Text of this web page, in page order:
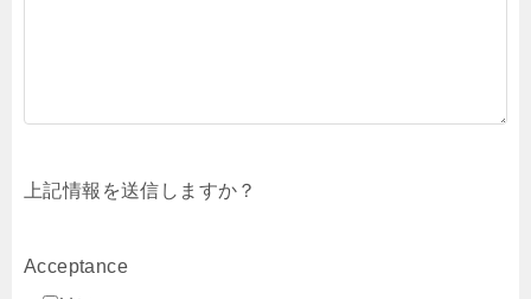
上記情報を送信しますか？
Acceptance